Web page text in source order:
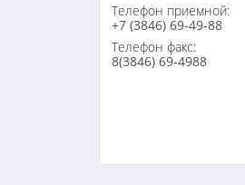
Телефон приемной:
+7 (3846) 69-49-88
Телефон факс:
8(3846) 69-4988